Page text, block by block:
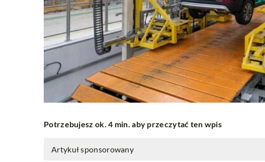
Potrzebujesz ok. 4 min. aby przeczytać ten wpis
Artykuł sponsorowany